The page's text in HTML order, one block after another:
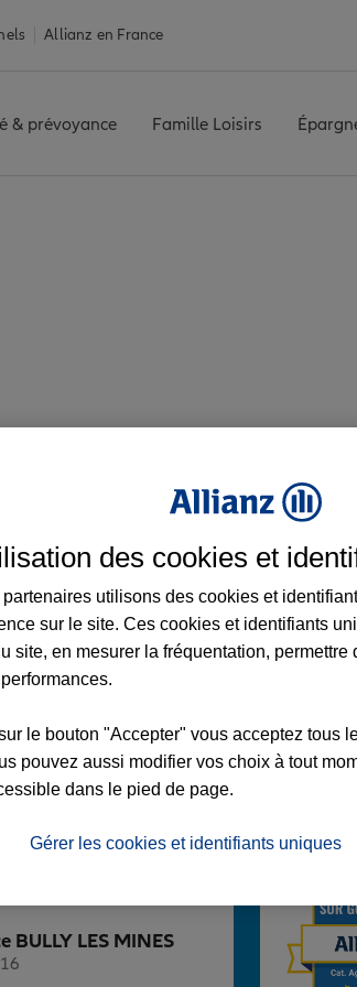
Allianz en France
& prévoyance Famille Loisirs
MINES
- 18:00
Voir l'agence
BULLY LES MINES
des cookies et
partenaires utilisons des cookies et
sur le site. Ces cookies et identifiants
site, en mesurer la fréquentation,
le bouton "Accepter" vous acceptez tous
pouvez aussi modifier vos choix à tout
dans le pied de page.
Gérer les cookies et identifiants uniques